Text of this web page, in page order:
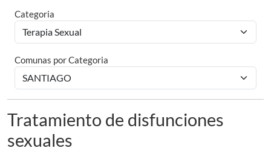
Categoria
Comunas por Categoria
Tratamiento de disfunciones
sexuales